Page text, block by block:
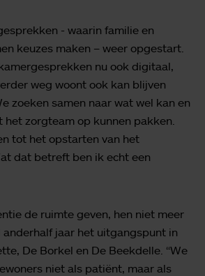
- waarin familie en
keuzes maken – weer opgestart.
nu ook digitaal,
weg woont ook kan blijven
zoeken samen naar wat wel kan en
het zorgteam op kunnen pakken.
tot het opstarten van het
dat betreft ben ik echt een
de ruimte geven, hen niet meer
jaar het uitgangspunt in
De Borkel en De Beekdelle. “We
niet als patiënt, maar als